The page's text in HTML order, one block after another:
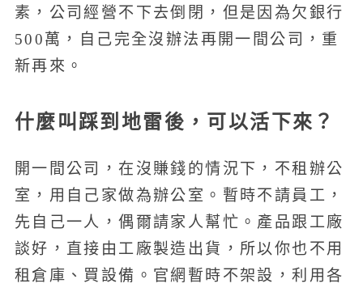
素，公司經營不下去倒閉，但是因為欠銀行
500萬，自己完全沒辦法再開一間公司，重
新再來。
什麼叫踩到地雷後，可以活下來？
開一間公司，在沒賺錢的情況下，不租辦公
室，用自己家做為辦公室。暫時不請員工，
先自己一人，偶爾請家人幫忙。產品跟工廠
談好，直接由工廠製造出貨，所以你也不用
租倉庫、買設備。官網暫時不架設，利用各